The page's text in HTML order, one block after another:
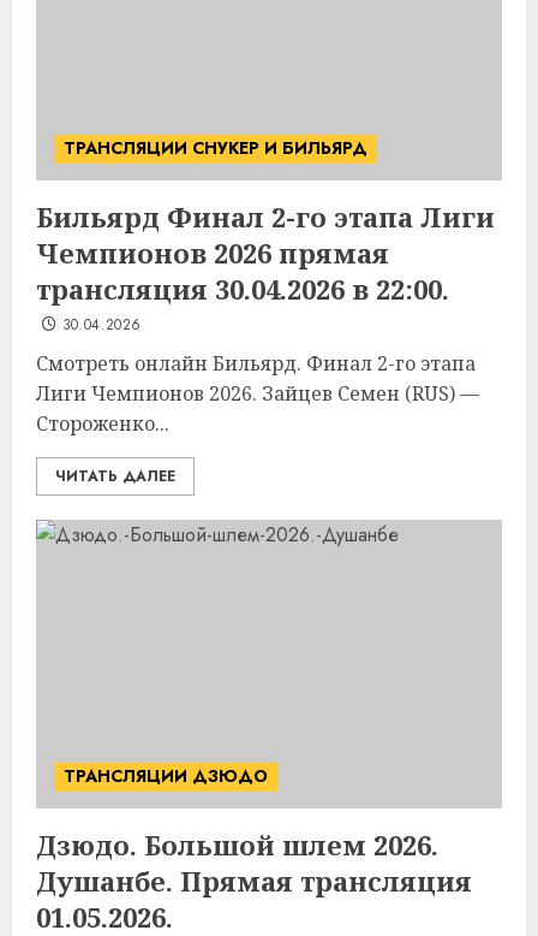
ТРАНСЛЯЦИИ СНУКЕР И БИЛЬЯРД
Бильярд Финал 2-го этапа Лиги
Чемпионов 2026 прямая
трансляция 30.04.2026 в 22:00.
30.04.2026
Смотреть онлайн Бильярд. Финал 2-го этапа
Лиги Чемпионов 2026. Зайцев Семен (RUS) —
Стороженко...
ЧИТАТЬ ДАЛЕЕ
ТРАНСЛЯЦИИ ДЗЮДО
Дзюдо. Большой шлем 2026.
Душанбе. Прямая трансляция
01.05.2026.